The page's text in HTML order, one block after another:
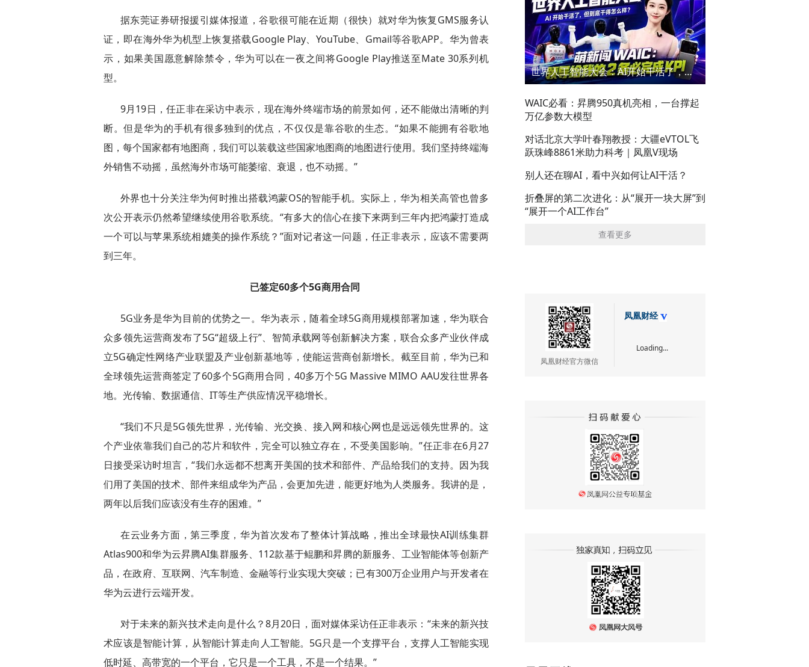
据东莞证券研报援引媒体报道，谷歌很可能在近期（很快）就对华为恢复GMS服务认
证，即在海外华为机型上恢复搭载Google Play、YouTube、Gmail等谷歌APP。华为曾表
示，如果美国愿意解除禁令，华为可以在一夜之间将Google Play推送至Mate 30系列机
型。
9月19日，任正非在采访中表示，现在海外终端市场的前景如何，还不能做出清晰的判
断。但是华为的手机有很多独到的优点，不仅仅是靠谷歌的生态。“如果不能拥有谷歌地
图，每个国家都有地图商，我们可以装载这些国家地图商的地图进行使用。我们坚持终端海
外销售不动摇，虽然海外市场可能萎缩、衰退，也不动摇。”
外界也十分关注华为何时推出搭载鸿蒙OS的智能手机。实际上，华为相关高管也曾多
次公开表示仍然希望继续使用谷歌系统。“有多大的信心在接下来两到三年内把鸿蒙打造成
一个可以与苹果系统相媲美的操作系统？”面对记者这一问题，任正非表示，应该不需要两
到三年。
已签定60多个5G商用合同
5G业务是华为目前的优势之一。华为表示，随着全球5G商用规模部署加速，华为联合
众多领先运营商发布了5G“超级上行”、智简承载网等创新解决方案，联合众多产业伙伴成
立5G确定性网络产业联盟及产业创新基地等，使能运营商创新增长。截至目前，华为已和
全球领先运营商签定了60多个5G商用合同，40多万个5G Massive MIMO AAU发往世界各
地。光传输、数据通信、IT等生产供应情况平稳增长。
“我们不只是5G领先世界，光传输、光交换、接入网和核心网也是远远领先世界的。这
个产业依靠我们自己的芯片和软件，完全可以独立存在，不受美国影响。”任正非在6月27
日接受采访时坦言，“我们永远都不想离开美国的技术和部件、产品给我们的支持。因为我
们用了美国的技术、部件来组成华为产品，会更加先进，能更好地为人类服务。我讲的是，
两年以后我们应该没有生存的困难。”
在云业务方面，第三季度，华为首次发布了整体计算战略，推出全球最快AI训练集群
Atlas900和华为云昇腾AI集群服务、112款基于鲲鹏和昇腾的新服务、工业智能体等创新产
品，在政府、互联网、汽车制造、金融等行业实现大突破；已有300万企业用户与开发者在
华为云进行云端开发。
对于未来的新兴技术走向是什么？8月20日，面对媒体采访任正非表示：“未来的新兴技
术应该是智能计算，从智能计算走向人工智能。5G只是一个支撑平台，支撑人工智能实现
低时延、高带宽的一个平台，它只是一个工具，不是一个结果。”
世界人工智能大会：AI开始干活了，但到底干的怎么样？萌新闯WAIC
WAIC必看：昇腾950真机亮相，一台撑起
万亿参数大模型
对话北京大学叶春翔教授：大疆eVTOL飞
跃珠峰8861米助力科考｜凤凰V现场
别人还在聊AI，看中兴如何让AI干活？
折叠屏的第二次进化：从“展开一块大屏”到
“展开一个AI工作台”
查看更多
凤凰财经官方微信
凤凰财经
Loading...